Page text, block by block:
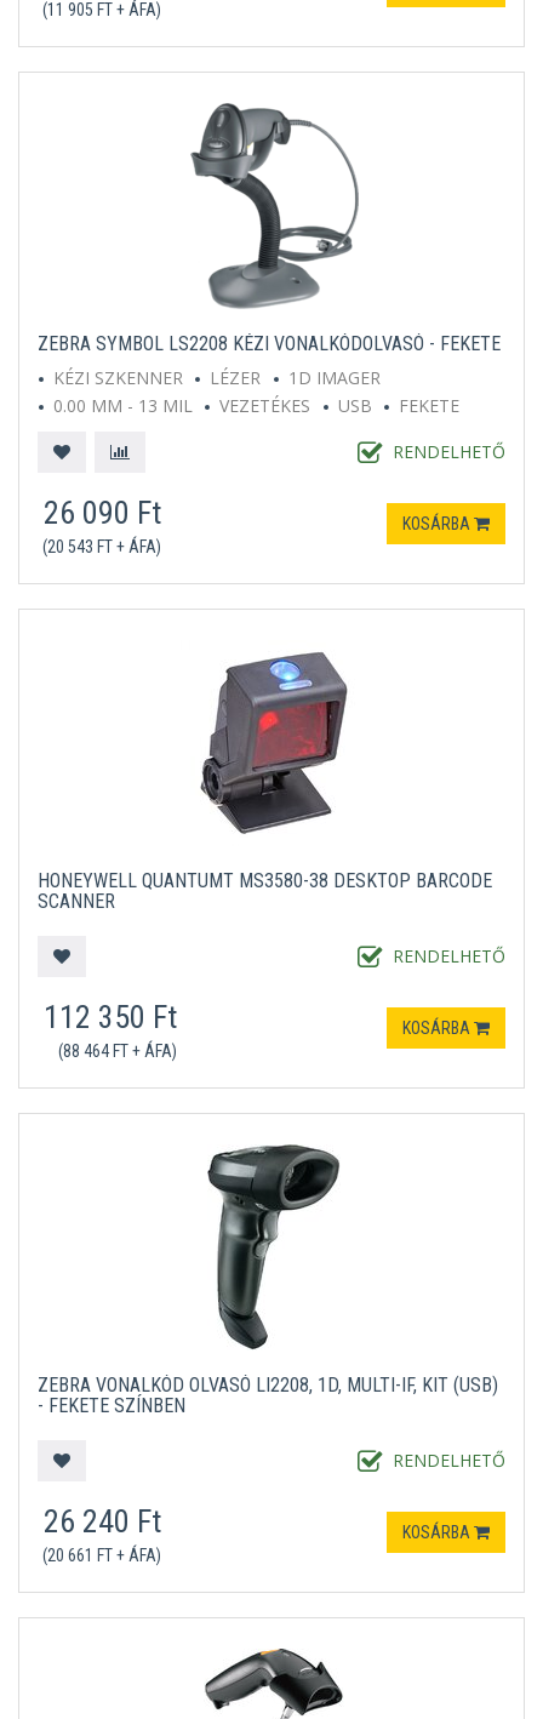
(11 905 FT + ÁFA)
ZEBRA SYMBOL LS2208 KÉZI VONALKÓDOLVASÓ - FEKETE
KÉZI SZKENNER
LÉZER
1D IMAGER
0.00 MM - 13 MIL
VEZETÉKES USB
FEKETE
RENDELHETŐ
26 090 Ft
(20 543 FT + ÁFA)
KOSÁRBA
HONEYWELL QUANTUMT MS3580-38 DESKTOP BARCODE
SCANNER
RENDELHETŐ
112 350 Ft
(88 464 FT + ÁFA)
KOSÁRBA
ZEBRA VONALKÓD OLVASÓ LI2208, 1D, MULTI-IF, KIT (USB)
- FEKETE SZÍNBEN
RENDELHETŐ
26 240 Ft
(20 661 FT + ÁFA)
KOSÁRBA